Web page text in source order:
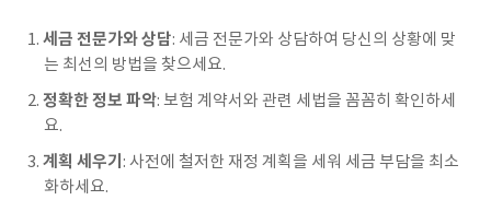
세금 전문가와 상담: 세금 전문가와 상담하여 당신의 상황에 맞
는 최선의 방법을 찾으세요.
정확한 정보 파악: 보험 계약서와 관련 세법을 꼼꼼히 확인하세
요.
계획 세우기 : 사전에 철저한 재정 계획을 세워 세금 부담을 최소
화하세요.